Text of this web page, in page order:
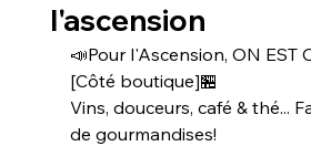
l'ascension
📣Pour l'Ascension, ON EST
[Côté boutique]🏪
Vins, douceurs, café & thé...
de gourmandises!